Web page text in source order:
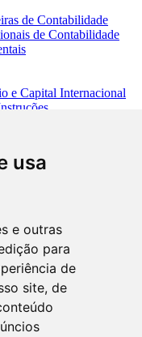
usa
e outras
para
de
site, de
de Contabilidade
de Contabilidade
e Capital Internacional
Mobiliários
do SFN
Bancária
Nacional de
Cosif-e